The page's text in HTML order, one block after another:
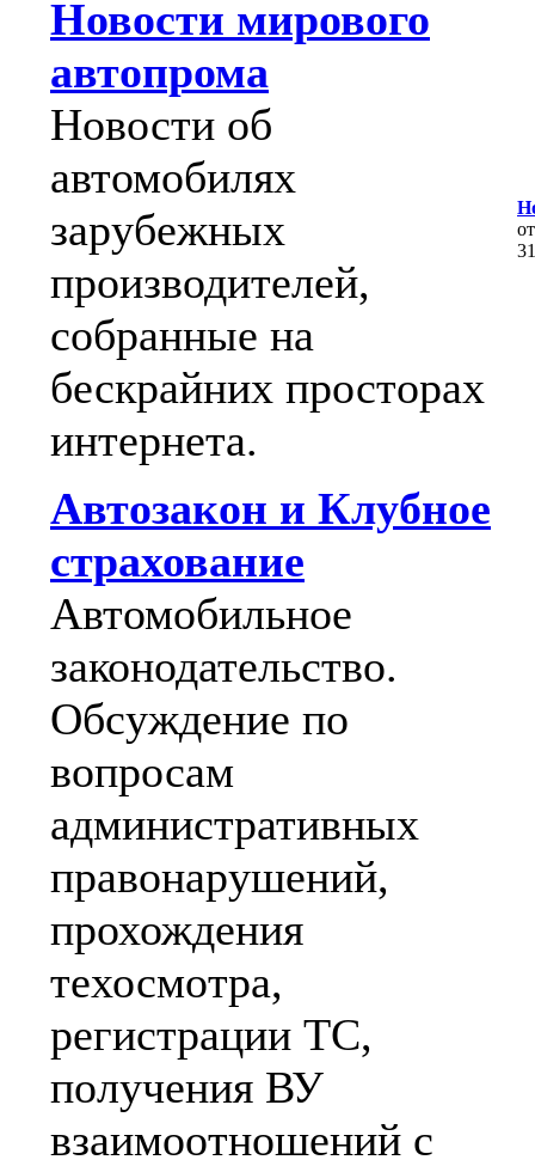
Новости мирового
автопрома
Новости об
автомобилях
зарубежных
производителей,
собранные на
бескрайних просторах
интернета.
Автозакон и Клубное
страхование
Автомобильное
законодательство.
Обсуждение по
вопросам
административных
правонарушений,
прохождения
техосмотра,
регистрации ТС,
получения ВУ
взаимоотношений с